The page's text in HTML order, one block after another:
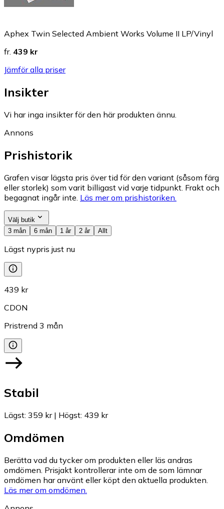
Aphex Twin Selected Ambient Works Volume II LP/Vinyl
fr. 439 kr
Jämför alla priser
Insikter
Vi har inga insikter för den här produkten ännu.
Annons
Prishistorik
Grafen visar lägsta pris över tid för den variant (såsom färg
eller storlek) som varit billigast vid varje tidpunkt. Frakt och
begagnat ingår inte. Läs mer om prishistoriken.
Välj butik
3 mån
6 mån 1 år 2 år Allt
Lägst nypris just nu
439 kr
CDON
Pristrend 3 mån
Stabil
Lägst: 359 kr| Högst: 439 kr
Omdömen
Berätta vad du tycker om produkten eller läs andras
omdömen. Prisjakt kontrollerar inte om de som lämnar
omdömen har använt eller köpt den aktuella produkten.
Läs mer om omdömen.